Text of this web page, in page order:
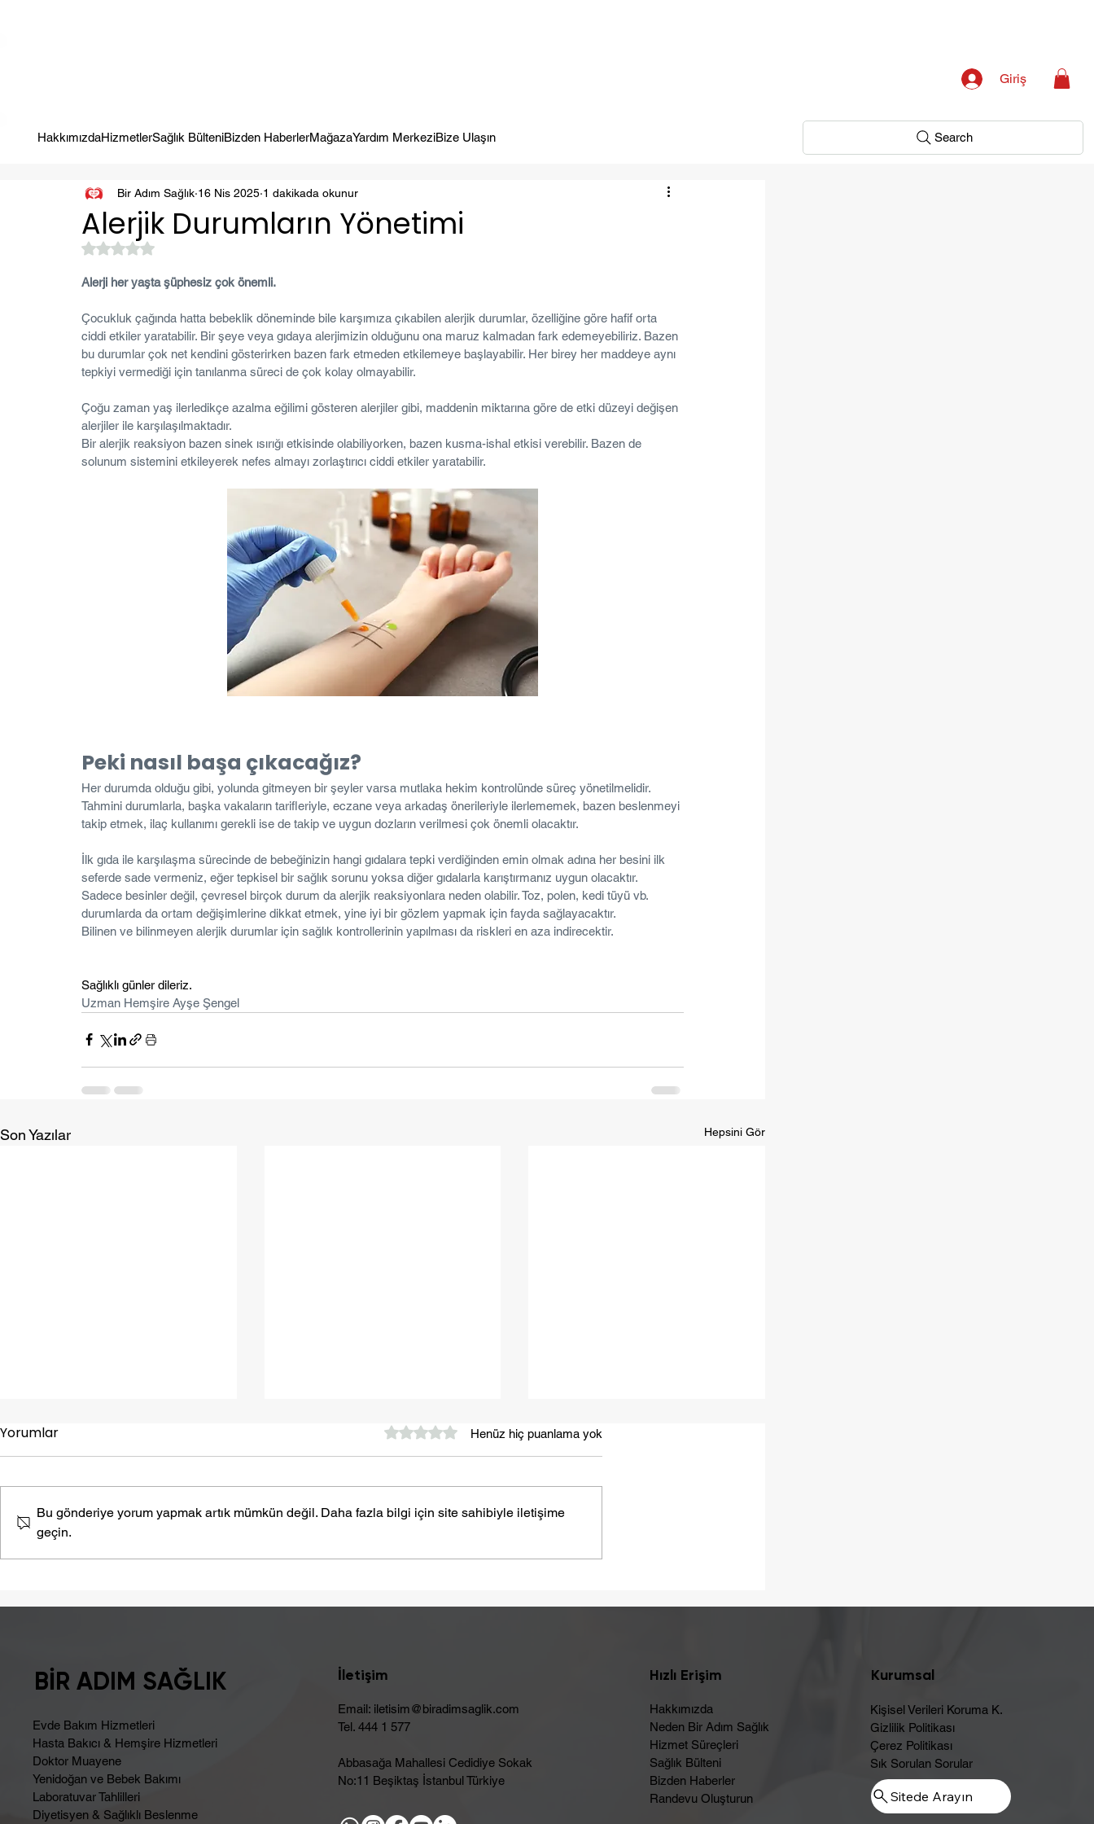
Giriş
HakkımızdaHizmetlerSağlık BülteniBizden HaberlerMağazaYardım MerkeziBize Ulaşın Search
Alerjik Durumların Yönetimi
Bir Adım Sağlık 16 Nis 2025 1 dakikada okunur
5 üzerinden NaN yıldız
Alerji her yaşta şüphesiz çok önemli.
Çocukluk çağında hatta bebeklik döneminde bile karşımıza çıkabilen alerjik durumlar, özelliğine göre hafif orta
ciddi etkiler yaratabilir. Bir şeye veya gıdaya alerjimizin olduğunu ona maruz kalmadan fark edemeyebiliriz. Bazen
bu durumlar çok net kendini gösterirken bazen fark etmeden etkilemeye başlayabilir. Her birey her maddeye aynı
tepkiyi vermediği için tanılanma süreci de çok kolay olmayabilir.
Çoğu zaman yaş ilerledikçe azalma eğilimi gösteren alerjiler gibi, maddenin miktarına göre de etki düzeyi değişen
alerjiler ile karşılaşılmaktadır.
Bir alerjik reaksiyon bazen sinek ısırığı etkisinde olabiliyorken, bazen kusma-ishal etkisi verebilir. Bazen de
solunum sistemini etkileyerek nefes almayı zorlaştırıcı ciddi etkiler yaratabilir.
Peki nasıl başa çıkacağız?
Her durumda olduğu gibi, yolunda gitmeyen bir şeyler varsa mutlaka hekim kontrolünde süreç yönetilmelidir.
Tahmini durumlarla, başka vakaların tarifleriyle, eczane veya arkadaş önerileriyle ilerlememek, bazen beslenmeyi
takip etmek, ilaç kullanımı gerekli ise de takip ve uygun dozların verilmesi çok önemli olacaktır.
İlk gıda ile karşılaşma sürecinde de bebeğinizin hangi gıdalara tepki verdiğinden emin olmak adına her besini ilk
seferde sade vermeniz, eğer tepkisel bir sağlık sorunu yoksa diğer gıdalarla karıştırmanız uygun olacaktır.
Sadece besinler değil, çevresel birçok durum da alerjik reaksiyonlara neden olabilir. Toz, polen, kedi tüyü vb.
durumlarda da ortam değişimlerine dikkat etmek, yine iyi bir gözlem yapmak için fayda sağlayacaktır.
Bilinen ve bilinmeyen alerjik durumlar için sağlık kontrollerinin yapılması da riskleri en aza indirecektir.
Sağlıklı günler dileriz.
Uzman Hemşire Ayşe Şengel
Son Yazılar Hepsini Gör
Sıcak Çarpması
Şişkinlik Sebebi Laktoz
Yaza Sağlıklı Bir Başlangıç
Yorumlar 5 üzerinden 0 yıldızHenüz hiç puanlama yok
Bu gönderiye yorum yapmak artık mümkün değil. Daha fazla bilgi için site sahibiyle iletişime
geçin.
BİR ADIM SAĞLIK
Evde Bakım Hizmetleri
Hasta Bakıcı & Hemşire Hizmetleri
Doktor Muayene
Yenidoğan ve Bebek Bakımı
Laboratuvar Tahlilleri
Diyetisyen & Sağlıklı Beslenme
İletişim
Email: iletisim@biradimsaglik.com
Tel. 444 1 577
Abbasağa Mahallesi Cedidiye Sokak
No:11 Beşiktaş İstanbul Türkiye
Hızlı Erişim
Hakkımızda
Neden Bir Adım Sağlık
Hizmet Süreçleri
Sağlık Bülteni
Bizden Haberler
Randevu Oluşturun​
Kurumsal
Kişisel Verileri Koruma K.
Gizlilik Politikası
Çerez Politikası
Sık Sorulan Sorular
Sitede Arayın